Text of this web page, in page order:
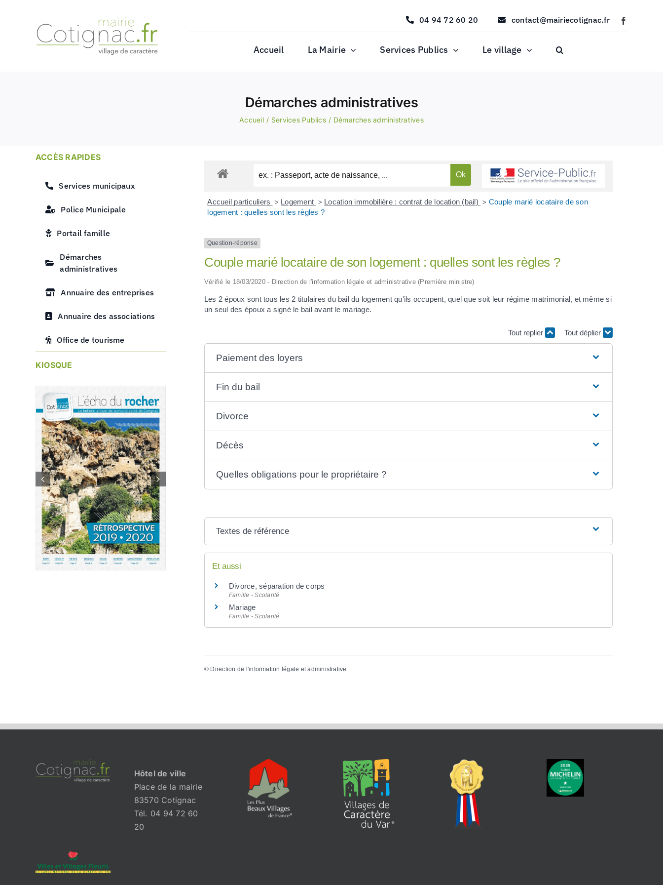
04 94 72 60 20 contact@mairiecotignac.fr
Accueil La Mairie Services Publics Le village
Démarches administratives
Accueil Services Publics Démarches administratives
ACCÈS RAPIDES
Services municipaux
Police Municipale
Portail famille
Démarches
administratives
Annuaire des entreprises
Annuaire des associations
Office de tourisme
KIOSQUE
Accueil particuliers > Logement > Location immobilière : contrat de location (bail) > Couple marié locataire de son
logement : quelles sont les règles ?
Question-réponse
Couple marié locataire de son logement : quelles sont les règles ?
Vérifié le 18/03/2020 - Direction de l'information légale et administrative (Première ministre)
Les 2 époux sont tous les 2 titulaires du bail du logement qu'ils occupent, quel que soit leur régime matrimonial, et même si
un seul des époux a signé le bail avant le mariage.
Tout replier Tout déplier
Paiement des loyers
Fin du bail
Divorce
Décès
Quelles obligations pour le propriétaire ?
Textes de référence
Et aussi
Divorce, séparation de corps
Famille - Scolarité
Mariage
Famille - Scolarité
© Direction de l'information légale et administrative
Hôtel de ville
Place de la mairie
83570 Cotignac
Tél. 04 94 72 60
20